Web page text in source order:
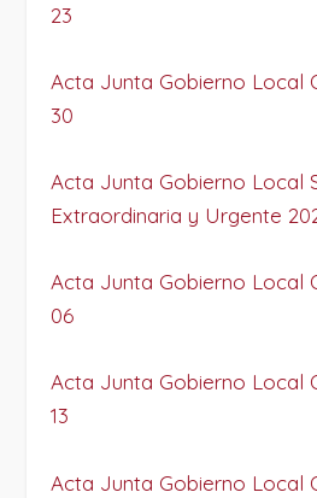
23
Acta Junta Gobierno Local
30
Acta Junta Gobierno Local
Extraordinaria y Urgente
Acta Junta Gobierno Local
06
Acta Junta Gobierno Local
13
Acta Junta Gobierno Local